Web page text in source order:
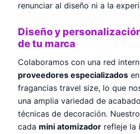
renunciar al diseño ni a la
Diseño y
de tu marca
Colaboramos con una red
proveedores especializados
fragancias travel size, lo que
una amplia variedad de
técnicas de decoración.
cada mini atomizador refleje la